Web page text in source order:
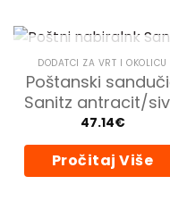
NEMA NA ZALIHI
DODATCI ZA VRT I OKOLICU
Poštanski
Sanitz antracit/
47.14€
Pročitaj Više